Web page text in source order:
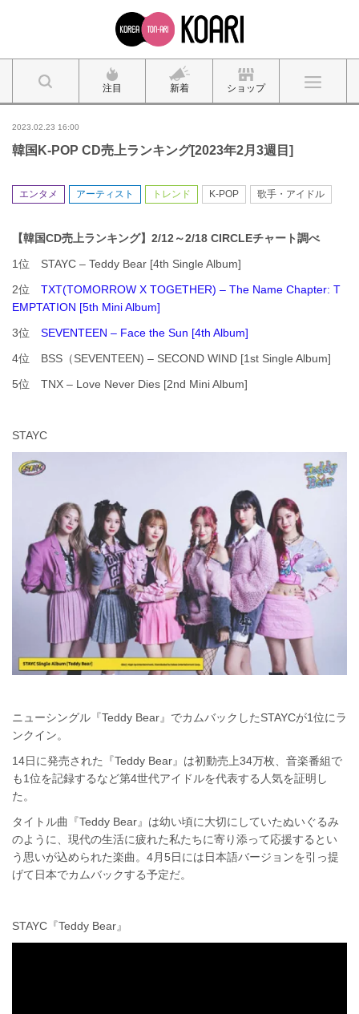
注目 新着 ショップ
2023.02.23 16:00
韓国K-POP CD売上ランキング[2023年2月3週目]
エンタメ アーティスト トレンド K-POP 歌手・アイドル
【韓国CD売上ランキング】2/12～2/18 CIRCLEチャート調べ
1位 STAYC – Teddy Bear [4th Single Album]
2位 TXT(TOMORROW X TOGETHER) – The Name Chapter: T
EMPTATION [5th Mini Album]
3位 SEVENTEEN – Face the Sun [4th Album]
4位 BSS（SEVENTEEN) – SECOND WIND [1st Single Album]
5位 TNX – Love Never Dies [2nd Mini Album]
STAYC
ニューシングル『Teddy Bear』でカムバックしたSTAYCが1位にラ
ンクイン。
14日に発売された『Teddy Bear』は初動売上34万枚、音楽番組で
も1位を記録するなど第4世代アイドルを代表する人気を証明し
た。
タイトル曲『Teddy Bear』は幼い頃に大切にしていたぬいぐるみ
のように、現代の生活に疲れた私たちに寄り添って応援するとい
う思いが込められた楽曲。4月5日には日本語バージョンを引っ提
げて日本でカムバックする予定だ。
STAYC『Teddy Bear』